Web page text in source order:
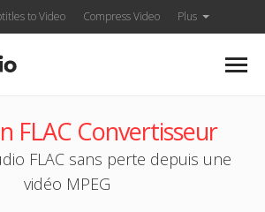
to Video Compress Video Plus
FLAC Convertisseur
FLAC sans perte depuis une
vidéo MPEG